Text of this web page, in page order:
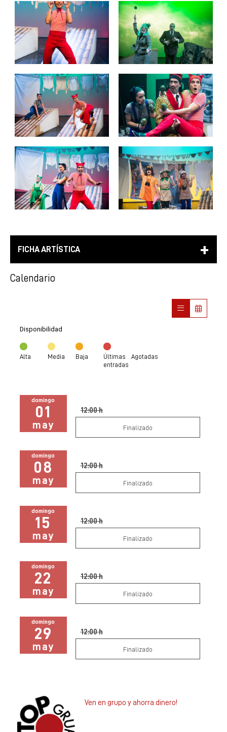
FICHA ARTÍSTICA
Calendario
Disponibilidad
Alta Media Baja
Últimas
entradas
Agotadas
domingo
01
may
12:00 h
Finalizado
domingo
08
may
12:00 h
Finalizado
domingo
15
may
12:00 h
Finalizado
domingo
22
may
12:00 h
Finalizado
domingo
29
may
12:00 h
Finalizado
Ven en grupo y ahorra dinero!